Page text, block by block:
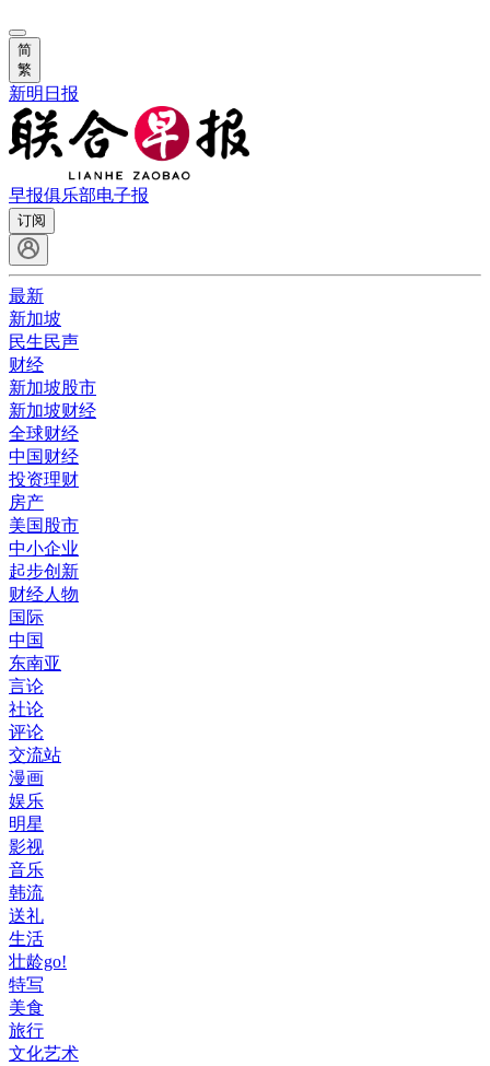
简
繁
新明日报
早报俱乐部电子报
订阅
最新
新加坡
民生民声
财经
新加坡股市
新加坡财经
全球财经
中国财经
投资理财
房产
美国股市
中小企业
起步创新
财经人物
国际
中国
东南亚
言论
社论
评论
交流站
漫画
娱乐
明星
影视
音乐
韩流
送礼
生活
壮龄go!
特写
美食
旅行
文化艺术